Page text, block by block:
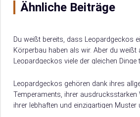
Ähnliche Beiträge
Du weißt bereits, dass Leopardgeckos
Körperbau haben als wir. Aber du weißt
Leopardgeckos viele der gleichen Dinge
Leopardgeckos gehören dank ihres
Temperaments, ihrer ausdrucksstarken
ihrer lebhaften und einzigartigen Muster